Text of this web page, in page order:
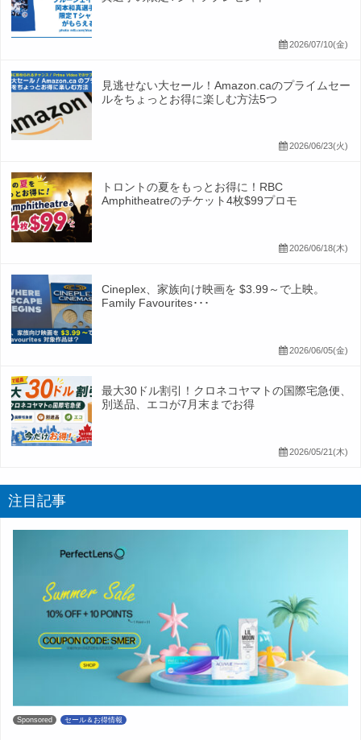
2026/07/10(金)
見逃せない大セール！Amazon.caのプライムセー
ルをちょっとお得に楽しむ方法5つ
2026/06/23(火)
トロントの夏をもっとお得に！RBC
Amphitheatreのチケット4枚$99プロモ
2026/06/18(木)
Cineplex、家族向け映画を $3.99～で上映。
Family Favourites･･･
2026/06/05(金)
最大30ドル割引！クロネコヤマトの国際宅急便、
別送品、エコが7月末までお得
2026/05/21(木)
注目記事
Sponsored セール＆お得情報